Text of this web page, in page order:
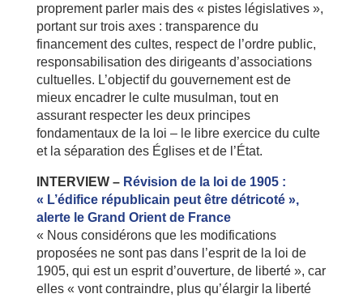
proprement parler mais des « pistes législatives »,
portant sur trois axes : transparence du
financement des cultes, respect de l’ordre public,
responsabilisation des dirigeants d’associations
cultuelles. L’objectif du gouvernement est de
mieux encadrer le culte musulman, tout en
assurant respecter les deux principes
fondamentaux de la loi – le libre exercice du culte
et la séparation des Églises et de l’État.
INTERVIEW – Révision de la loi de 1905 :
« L’édifice républicain peut être détricoté »,
alerte le Grand Orient de France
« Nous considérons que les modifications
proposées ne sont pas dans l’esprit de la loi de
1905, qui est un esprit d’ouverture, de liberté », car
elles « vont contraindre, plus qu’élargir la liberté